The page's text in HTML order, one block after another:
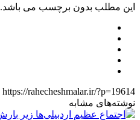
این مطلب بدون برچسب می باشد.
https://rahecheshmalar.ir/?p=19614
نوشته‌های مشابه